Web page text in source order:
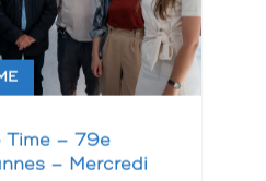
Time – 79e
– Mercredi